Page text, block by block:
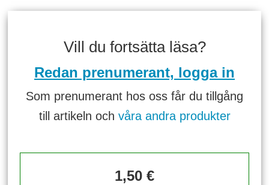
Vill du fortsätta läsa?
Redan prenumerant, logga in
Som prenumerant hos oss får du tillgång
till artikeln och våra andra produkter
1,50 €